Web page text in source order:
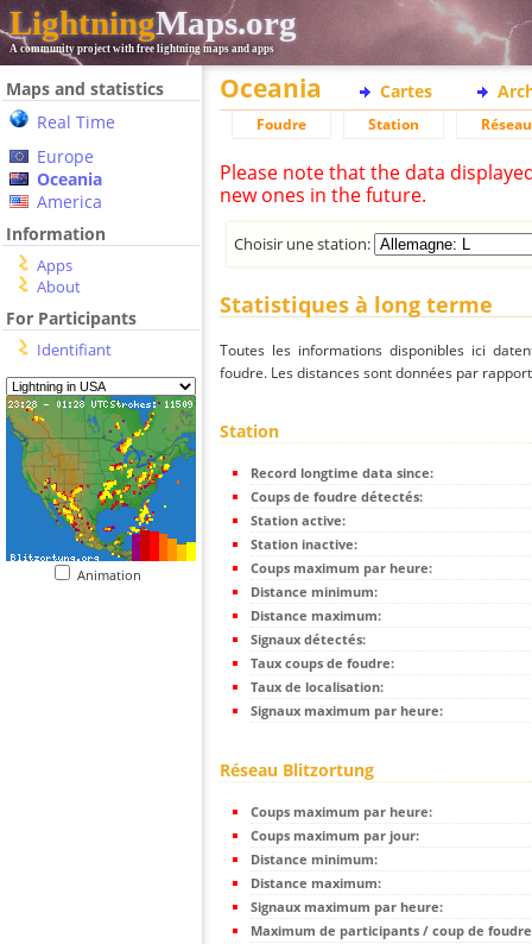
LightningMaps.org
A community project with free lightning maps and apps
Maps and statistics
Real Time
Europe
Oceania
America
Information
Apps
About
For Participants
Identifiant
Animation
Oceania Cartes
Foudre Station Réseau
Please note that the data
new ones in the future.
Choisir une station:
Statistiques à long terme
Toutes les informations disponibles ici
foudre. Les distances sont données par
Station
Record longtime data since:
Coups de foudre détectés:
Station active:
Station inactive:
Coups maximum par heure:
Distance minimum:
Distance maximum:
Signaux détectés:
Taux coups de foudre:
Taux de localisation:
Signaux maximum par heure:
Réseau Blitzortung
Coups maximum par heure:
Coups maximum par jour:
Distance minimum:
Distance maximum:
Signaux maximum par heure:
Maximum de participants / coup de